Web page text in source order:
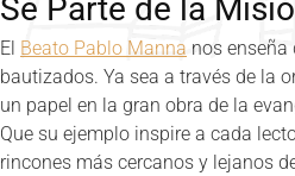
Sé Parte de la
El Beato Pablo Manna nos
bautizados. Ya sea a través de la
un papel en la gran obra de la
Que su ejemplo inspire a cada
rincones más cercanos y lejanos